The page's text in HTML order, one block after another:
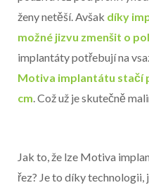
ženy netěší. Avšak díky
možné jizvu zmenšit o
implantáty potřebují na
Motiva implantátu stačí
cm. Což už je skutečně
Jak to, že lze Motiva
řez? Je to díky technologii,